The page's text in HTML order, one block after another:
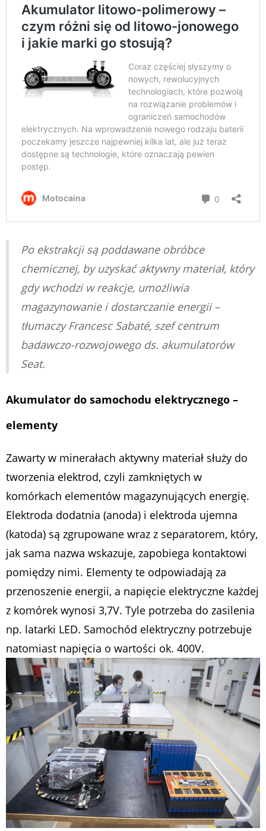
Po ekstrakcji są poddawane obróbce
chemicznej, by uzyskać aktywny materiał, który
gdy wchodzi w reakcje, umożliwia
magazynowanie i dostarczanie energii–
tłumaczy Francesc Sabaté, szef centrum
badawczo-rozwojowego ds. akumulatorów
Seat.
Akumulator do samochodu elektrycznego –
elementy
Zawarty w minerałach aktywny materiał służy do
tworzenia elektrod, czyli zamkniętych w
komórkach elementów magazynujących energię.
Elektroda dodatnia (anoda) i elektroda ujemna
(katoda) są zgrupowane wraz z separatorem, który,
jak sama nazwa wskazuje, zapobiega kontaktowi
pomiędzy nimi. Elementy te odpowiadają za
przenoszenie energii, a napięcie elektryczne każdej
z komórek wynosi 3,7V. Tyle potrzeba do zasilenia
np. latarki LED. Samochód elektryczny potrzebuje
natomiast napięcia o wartości ok. 400V.